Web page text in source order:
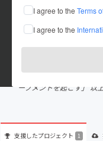
I agree to the Terms
I agree to the
これまでに1回支援し
在住国：日本 現在地：
出身国：日本 出身地：
私たち学生団体CHADは
目的「両国の学生が主体
ーブメントを起こす」 以
支援したプロジェクト 1